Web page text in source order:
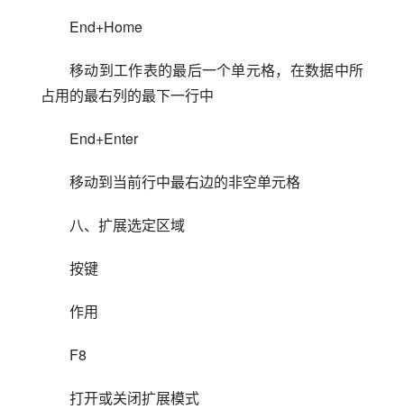
End+Home
移动到工作表的最后一个单元格，在数据中所
占用的最右列的最下一行中
End+Enter
移动到当前行中最右边的非空单元格
八、扩展选定区域
按键
作用
F8
打开或关闭扩展模式